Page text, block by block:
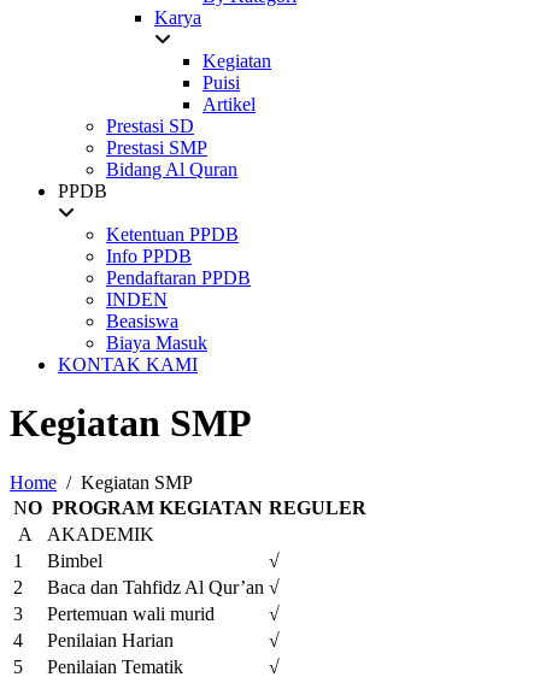
Karya
Kegiatan
Puisi
Artikel
Prestasi SD
Prestasi SMP
Bidang Al Quran
PPDB
Ketentuan PPDB
Info PPDB
Pendaftaran PPDB
INDEN
Beasiswa
Biaya Masuk
KONTAK KAMI
Kegiatan SMP
Home
Kegiatan SMP
NO PROGRAM KEGIATAN REGULER
A
AKADEMIK
1
Bimbel
√
2
Baca dan Tahfidz Al Qur’an √
3
Pertemuan wali murid
√
4
Penilaian Harian
√
5
Penilaian Tematik
√